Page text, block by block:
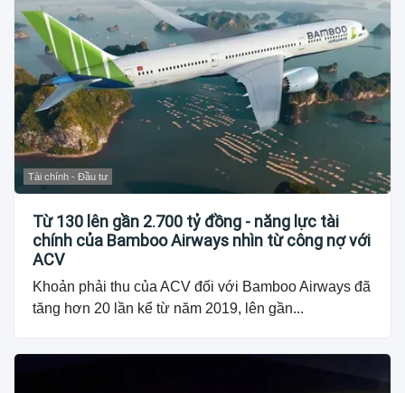
Tài chính - Đầu tư
Từ 130 lên gần 2.700 tỷ đồng - năng lực tài
chính của Bamboo Airways nhìn từ công nợ với
ACV
Khoản phải thu của ACV đối với Bamboo Airways đã
tăng hơn 20 lần kể từ năm 2019, lên gần...